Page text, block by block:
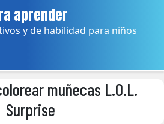
aprender
y de habilidad para niños
muñecas L.O.L.
Surprise